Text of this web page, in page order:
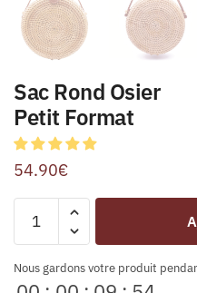
Sac Rond Osier
Petit Format
54.90€
Nous gardons votre produit